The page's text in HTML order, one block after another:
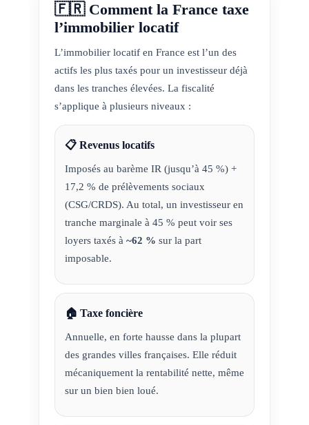
🇫🇷 Comment la France taxe
l’immobilier locatif
L’immobilier locatif en France est l’un des
actifs les plus taxés pour un investisseur déjà
dans les tranches élevées. La fiscalité
s’applique à plusieurs niveaux :
📋 Revenus locatifs
Imposés au barème IR (jusqu’à 45 %) +
17,2 % de prélèvements sociaux
(CSG/CRDS). Au total, un investisseur en
tranche marginale à 45 % peut voir ses
loyers taxés à ~62 % sur la part
imposable.
🏠 Taxe foncière
Annuelle, en forte hausse dans la plupart
des grandes villes françaises. Elle réduit
mécaniquement la rentabilité nette, même
sur un bien bien loué.